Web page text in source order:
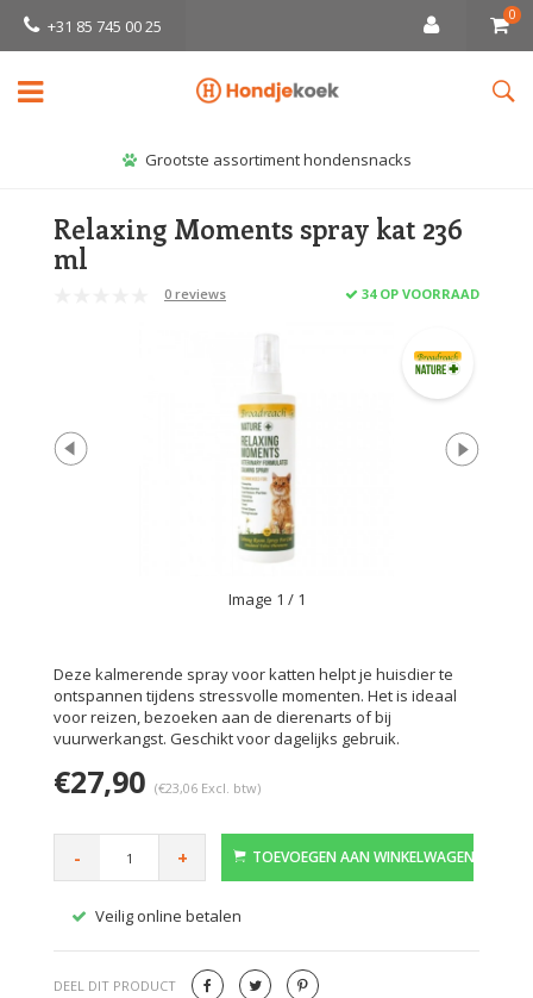
+31 85 745 00 25
0
Grootste assortiment hondensnacks
Relaxing Moments spray kat 236
ml
0 reviews 34 OP VOORRAAD
Image 1 / 1
Deze kalmerende spray voor katten helpt je huisdier te
ontspannen tijdens stressvolle momenten. Het is ideaal
voor reizen, bezoeken aan de dierenarts of bij
vuurwerkangst. Geschikt voor dagelijks gebruik.
€27,90 (€23,06 Excl. btw)
- + TOEVOEGEN AAN WINKELWAGEN
Veilig online betalen
DEEL DIT PRODUCT